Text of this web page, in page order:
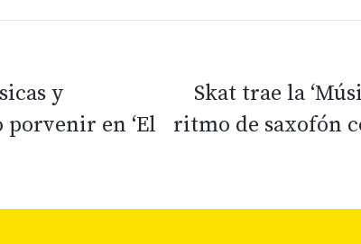
y
en ‘El
Skat trae la
ritmo de saxofón